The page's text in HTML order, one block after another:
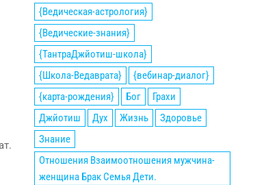
{Ведическая-астрология}
{Ведические-знания}
{ТантраДжйотиш-школа}
{Школа-Ведаврата}
{вебинар-диалог}
{карта-рождения}
Бог
Грахи
Джйотиш
Дух Жизнь
Здоровье
Знание
Отношения Взаимоотношения мужчина-
женщина Брак Семья Дети.